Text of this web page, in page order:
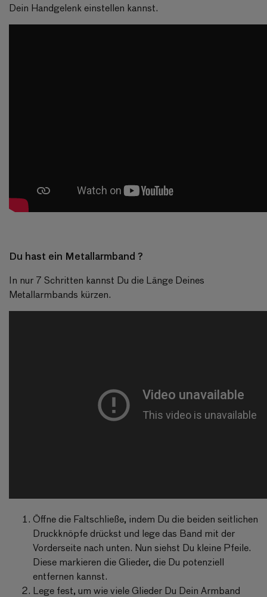
Dein Handgelenk einstellen kannst.
Du hast ein Metallarmband ?
In nur 7 Schritten kannst Du die Länge Deines
Metallarmbands kürzen.
Öffne die Faltschließe, indem Du die beiden seitlichen
Druckknöpfe drückst und lege das Band mit der
Vorderseite nach unten. Nun siehst Du kleine Pfeile.
Diese markieren die Glieder, die Du potenziell
entfernen kannst.
Lege fest, um wie viele Glieder Du Dein Armband